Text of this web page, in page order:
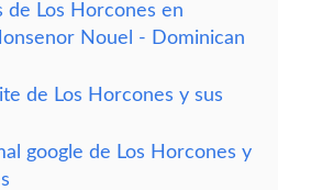
de Los Horcones en
Nouel - Dominican
de Los Horcones y sus
google de Los Horcones y